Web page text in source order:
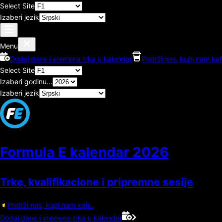
Select Site
Izaberi jezik
Menu
Dodaj dane i vremena trka u kalendar
Podrži nas, kupi nam
Select Site
Izaberi godinu…
Izaberi jezik
Formula E kalendar 2026
Trke, kvalifikacione i pripremne sesije
Podrži nas, kupi nam kafu.
Dodaj dane i vremena trka u kalendar